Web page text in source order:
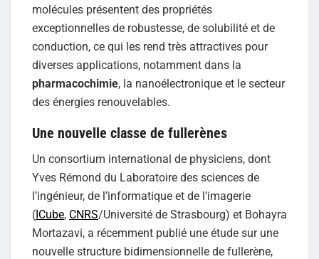
molécules présentent des propriétés
exceptionnelles de robustesse, de solubilité et de
conduction, ce qui les rend très attractives pour
diverses applications, notamment dans la
pharmacochimie, la nanoélectronique et le secteur
des énergies renouvelables.
Une nouvelle classe de fullerènes
Un consortium international de physiciens, dont
Yves Rémond du Laboratoire des sciences de
l’ingénieur, de l’informatique et de l’imagerie
(ICube, CNRS/Université de Strasbourg) et Bohayra
Mortazavi, a récemment publié une étude sur une
nouvelle structure bidimensionnelle de fullerène,